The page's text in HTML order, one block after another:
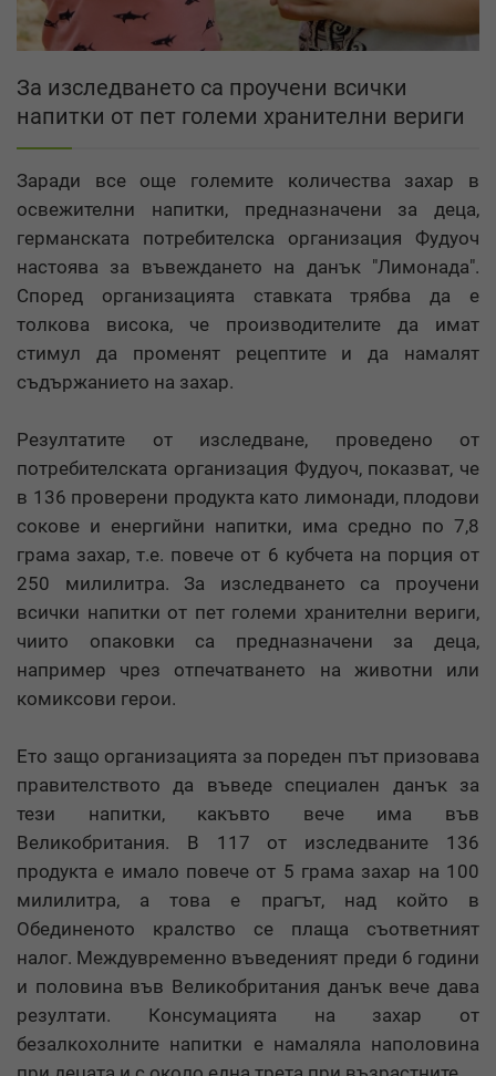
За изследването са проучени всички
напитки от пет големи хранителни вериги
Заради все още големите количества захар в
освежителни напитки, предназначени за деца,
германската потребителска организация Фудуоч
настоява за въвеждането на данък "Лимонада".
Според организацията ставката трябва да е
толкова висока, че производителите да имат
стимул да променят рецептите и да намалят
съдържанието на захар.
Резултатите от изследване, проведено от
потребителската организация Фудуоч, показват, че
в 136 проверени продукта като лимонади, плодови
сокове и енергийни напитки, има средно по 7,8
грама захар, т.е. повече от 6 кубчета на порция от
250 милилитра. За изследването са проучени
всички напитки от пет големи хранителни вериги,
чиито опаковки са предназначени за деца,
например чрез отпечатването на животни или
комиксови герои.
Ето защо организацията за пореден път призовава
правителството да въведе специален данък за
тези напитки, какъвто вече има във
Великобритания. В 117 от изследваните 136
продукта е имало повече от 5 грама захар на 100
милилитра, а това е прагът, над който в
Обединеното кралство се плаща съответният
налог. Междувременно въведеният преди 6 години
и половина във Великобритания данък вече дава
резултати. Консумацията на захар от
безалкохолните напитки е намаляла наполовина